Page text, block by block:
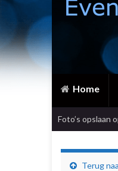
Home
Foto’s opslaan
Terug